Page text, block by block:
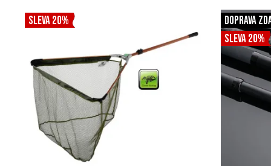
SLEVA 20%
DOPRAVA
SLEVA 20%